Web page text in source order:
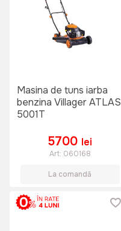
Masina de tuns iarba
benzina Villager ATLAS
5001T
5700 lei
Art: 060168
La comandă